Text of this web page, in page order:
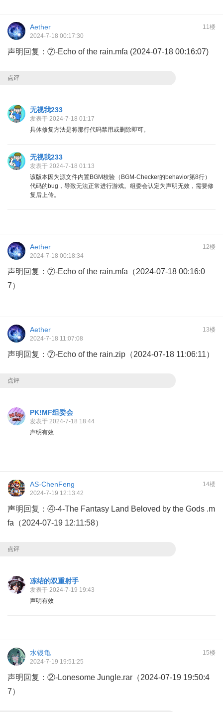
11楼
Aether
2024-7-18 00:17:30
声明回复：⑦-Echo of the rain.mfa (2024-07-18 00:16:07)
点评
无视我233
发表于 2024-7-18 01:17
具体修复方法是将那行代码禁用或删除即可。
无视我233
发表于 2024-7-18 01:13
该版本因为源文件内置BGM校验（BGM-Checker的behavior第8行）
代码的bug，导致无法正常进行游戏。组委会认定为声明无效，需要修
复后上传。
12楼
Aether
2024-7-18 00:18:34
声明回复：⑦-Echo of the rain.mfa（2024-07-18 00:16:0
7）
13楼
Aether
2024-7-18 11:07:08
声明回复：⑦-Echo of the rain.zip（2024-07-18 11:06:11）
点评
PK!MF组委会
发表于 2024-7-18 18:44
声明有效
14楼
AS-ChenFeng
2024-7-19 12:13:42
声明回复：④-4-The Fantasy Land Beloved by the Gods .m
fa（2024-07-19 12:11:58）
点评
冻结的双重射手
发表于 2024-7-19 19:43
声明有效
15楼
水银龟
2024-7-19 19:51:25
声明回复：②-Lonesome Jungle.rar（2024-07-19 19:50:4
7）